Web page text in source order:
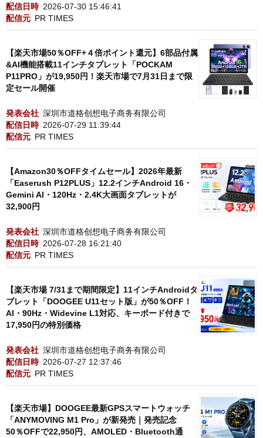
配信日時 2026-07-30 15:46:41
配信元 PR TIMES
【楽天市場50％OFF+４倍ポイント還元】6部品付属
&AI機能搭載11インチタブレット「POCKAM
P11PRO」が19,950円！楽天市場で7月31日まで限
定セール開催
発表会社 深圳市道格创想电子商务有限公司
配信日時 2026-07-29 11:39:44
配信元 PR TIMES
【Amazon30％OFFタイムセール】2026年最新
「Easerush P12PLUS」12.2インチAndroid 16・
Gemini AI・120Hz・2.4K大画面タブレットが
32,900円
発表会社 深圳市道格创想电子商务有限公司
配信日時 2026-07-28 16:21:40
配信元 PR TIMES
【楽天市場 7/31まで期間限定】11インチAndroidタ
ブレット「DOOGEE U11セット版」が50％OFF！
AI・90Hz・Widevine L1対応、キーボード付きで
17,950円の特別価格
発表会社 深圳市道格创想电子商务有限公司
配信日時 2026-07-27 12:37:46
配信元 PR TIMES
【楽天市場】DOOGEE最新GPSスマートウォッチ
「ANYMOVING M1 Pro」が新発売｜発売記念
50％OFFで22,950円、AMOLED・Bluetooth通